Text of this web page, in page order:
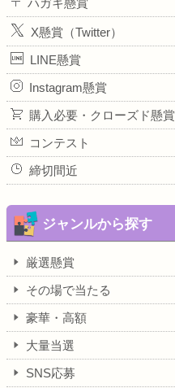
ハガキ懸賞
X懸賞（Twitter）
LINE懸賞
Instagram懸賞
購入必要・クローズド懸賞
コンテスト
締切間近
ジャンルから探す
厳選懸賞
その場で当たる
豪華・高額
大量当選
SNS応募